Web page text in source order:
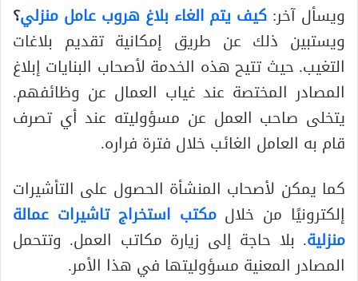
ويسأل آخر: كيف يتم الغاء بلاغ هروب عامل منزلي؟
ويستبين ذلك عن طريق إمكانية تقديم بلاغات
التغيب. حيث تتيح هذه الخدمة لأصحاب البنايات إبلاغ
المصادر المختصة عند غياب العمال عن وظائفهم.
يتخلى صاحب العمل عن مسؤوليته عند أي تصرف
قام به العامل الغائب خلال فترة فراره.
كما يمكن لأصحاب المنشأة الحصول على التأشيرات
إلكترونيًا من خلال مكتب استخراج تاشيرات عمالة
منزلية. بلا حاجة إلى زيارة مكاتب العمل. وتتحمل
المصادر المعنية مسؤوليتها في هذا الأمر.